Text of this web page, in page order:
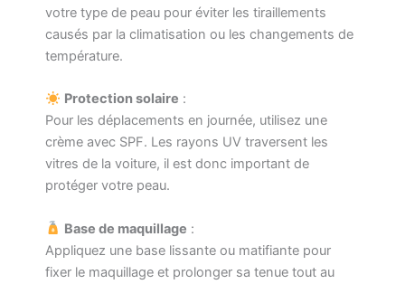
votre type de peau pour éviter les tiraillements
causés par la climatisation ou les changements de
température.
Protection solaire :
Pour les déplacements en journée, utilisez une
crème avec SPF. Les rayons UV traversent les
vitres de la voiture, il est donc important de
protéger votre peau.
Base de maquillage :
Appliquez une base lissante ou matifiante pour
fixer le maquillage et prolonger sa tenue tout au